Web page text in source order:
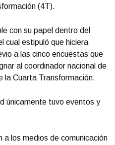
(4T).
con su papel dentro del
cual estipuló que hiciera
a las cinco encuestas que
al coordinador nacional de
la Cuarta Transformación.
únicamente tuvo eventos y
a los medios de comunicación